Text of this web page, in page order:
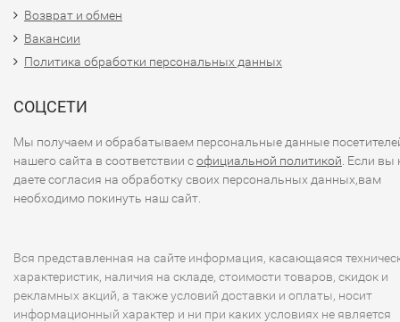
Возврат и обмен
Вакансии
Политика обработки персональных данных
СОЦСЕТИ
Мы получаем и обрабатываем персональные данные
нашего сайта в соответствии софициальной политикой . Если вы
даете согласия на обработку своих персональных данных,вам
необходимо покинуть наш сайт.
Вся представленная на сайте информация, касающаяся
характеристик, наличия на складе, стоимости товаров, скидок и
рекламных акций, а также условий доставки и оплаты, носит
информационный характер и ни при каких условиях не является